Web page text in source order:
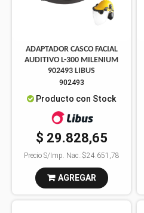
ADAPTADOR CASCO FACIAL
AUDITIVO L-300 MILENIUM
902493 LIBUS
902493
Producto con Stock
$ 29.828,65
Precio S/Imp. Nac.:$24.651,78
AGREGAR